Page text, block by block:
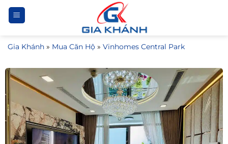
Bỏ
qua
dung
Gia Khánh » Mua Căn Hộ » Vinhomes Central Park